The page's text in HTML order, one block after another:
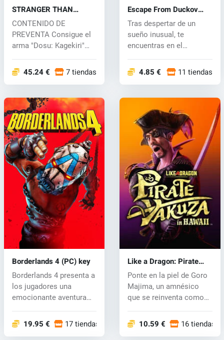
STRANGER THAN
HEAVEN (PC) key
CONTENIDO DE
PREVENTA Consigue el
arma "Dosu: Kagekiri"
45.24 € 7 tiendas
Escape From Duckov
(PC) key
Tras despertar de un
sueño inusual, te
encuentras en el
4.85 € 11 tiendas
Borderlands 4 (PC) key
Borderlands 4 presenta a
los jugadores una
emocionante aventura
19.95 € 17 tiendas
Like a Dragon: Pirate
Yakuza in Hawaii (PC)
key
Ponte en la piel de Goro
Majima, un amnésico
que se reinventa como
10.59 € 16 tiendas